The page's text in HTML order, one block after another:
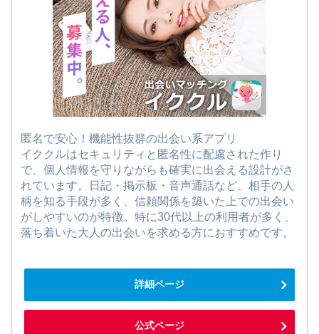
匿名で安心！機能性抜群の出会い系アプリ
イククルはセキュリティと匿名性に配慮された作り
で、個人情報を守りながらも確実に出会える設計がさ
れています。日記・掲示板・音声通話など、相手の人
柄を知る手段が多く、信頼関係を築いた上での出会い
がしやすいのが特徴。特に30代以上の利用者が多く、
落ち着いた大人の出会いを求める方におすすめです。
詳細ページ
公式ページ